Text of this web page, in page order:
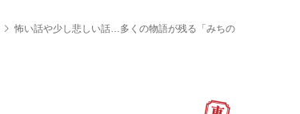
怖い話や少し悲しい話…多くの物語が残る「みちの